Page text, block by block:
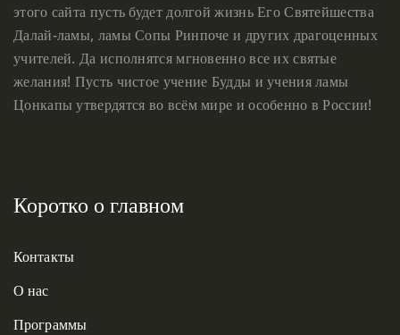
этого сайта пусть будет долгой жизнь Его Святейшества
Далай-ламы, ламы Сопы Ринпоче и других драгоценных
учителей. Да исполнятся мгновенно все их святые
желания! Пусть чистое учение Будды и учения ламы
Цонкапы утвердятся во всём мире и особенно в России!
Коротко о главном
Контакты
О нас
Программы